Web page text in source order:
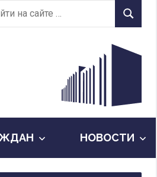
Найти
НОВОСТИ